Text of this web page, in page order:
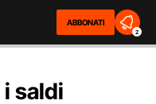
ABBONATI
2
saldi